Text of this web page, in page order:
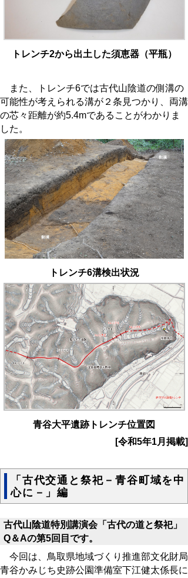
トレンチ2から出土した須恵器（平瓶）
また、トレンチ6では古代山陰道の側溝の
可能性が考えられる溝が２条見つかり、両溝
の芯々距離が約5.4mであることがわかりま
した。
トレンチ6溝検出状況
青谷大平遺跡トレンチ位置図
[令和5年1月掲載]
「古代交通と祭祀－青谷町域を中
心に－」編
古代山陰道特別講演会「古代の道と祭祀」
Q＆Aの第5回目です。
今回は、鳥取県地域づくり推進部文化財局
青谷かみじち史跡公園準備室下江健太係長に